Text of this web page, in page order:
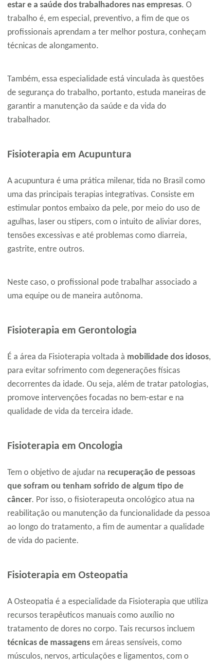
estar e a saúde dos trabalhadores nas empresas. O
trabalho é, em especial, preventivo, a fim de que os
profissionais aprendam a ter melhor postura, conheçam
técnicas de alongamento.
Também, essa especialidade está vinculada às questões
de segurança do trabalho, portanto, estuda maneiras de
garantir a manutenção da saúde e da vida do
trabalhador.
Fisioterapia em Acupuntura
A acupuntura é uma prática milenar, tida no Brasil como
uma das principais terapias integrativas. Consiste em
estimular pontos embaixo da pele, por meio do uso de
agulhas, laser ou stipers, com o intuito de aliviar dores,
tensões excessivas e até problemas como diarreia,
gastrite, entre outros.
Neste caso, o profissional pode trabalhar associado a
uma equipe ou de maneira autônoma.
Fisioterapia em Gerontologia
É a área da Fisioterapia voltada à mobilidade dos idosos,
para evitar sofrimento com degenerações físicas
decorrentes da idade. Ou seja, além de tratar patologias,
promove intervenções focadas no bem-estar e na
qualidade de vida da terceira idade.
Fisioterapia em Oncologia
Tem o objetivo de ajudar na recuperação de pessoas
que sofram ou tenham sofrido de algum tipo de
câncer. Por isso, o fisioterapeuta oncológico atua na
reabilitação ou manutenção da funcionalidade da pessoa
ao longo do tratamento, a fim de aumentar a qualidade
de vida do paciente.
Fisioterapia em Osteopatia
A Osteopatia é a especialidade da Fisioterapia que utiliza
recursos terapêuticos manuais como auxílio no
tratamento de dores no corpo. Tais recursos incluem
técnicas de massagens em áreas sensíveis, como
músculos, nervos, articulações e ligamentos, com o